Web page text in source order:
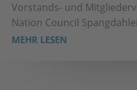
Vorstands- und
Nation Council
MEHR LESEN